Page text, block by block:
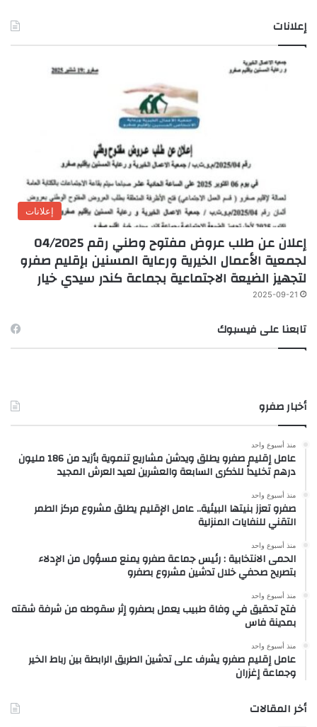
إعلانات
إعلانات
إعلان عن طلب عروض مفتوح وطني رقم 04/2025
لجمعية الأعمال الخيرية ورعاية المسنين بإقليم صفرو
لتجهيز الضيعة الاجتماعية بجماعة كندر سيدي خيار
2025-09-21
تابعنا على فيسبوك
أخبار صفرو
منذ أسبوع واحد
عامل إقليم صفرو يطلق ويدشن مشاريع تنموية بأزيد من 186 مليون
درهم تخليداً للذكرى السابعة والعشرين لعيد العرش المجيد
منذ أسبوع واحد
صفرو تعزز بنيتها البيئية.. عامل الإقليم يطلق مشروع مركز الطمر
التقني للنفايات المنزلية
منذ أسبوع واحد
الحمى الانتخابية : رئيس جماعة صفرو يمنع مسؤول من الإدلاء
بتصريح صحفي خلال تدشين مشروع بصفرو
منذ أسبوع واحد
فتح تحقيق في وفاة طبيب يعمل بصفرو إثر سقوطه من شرفة شقته
بمدينة فاس
منذ أسبوع واحد
عامل إقليم صفرو يشرف على تدشين الطريق الرابطة بين رباط الخير
وجماعة إغزران
أخر المقالات